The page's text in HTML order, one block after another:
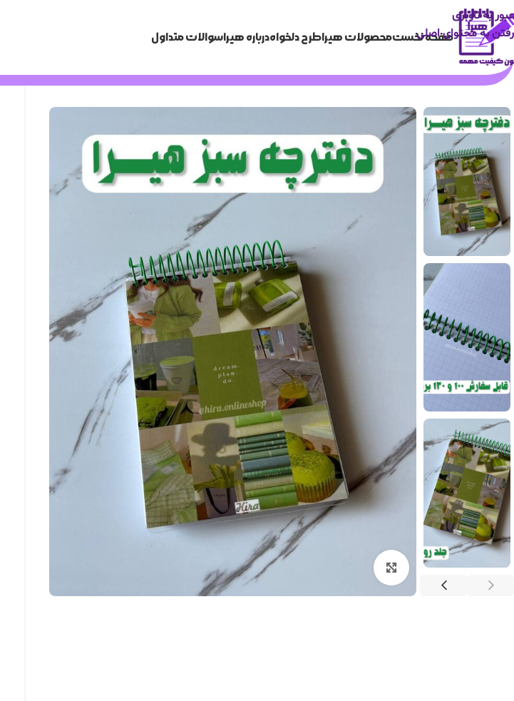
عبور به ناوبری
رفتن به محتوای اصلی
صفحه نخستمحصولات هیراطرح دلخواهدرباره هیراسوالات متداول